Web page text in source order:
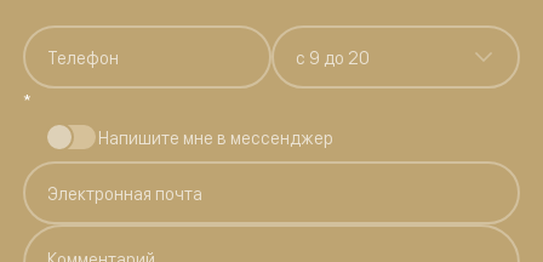
*
c 9 до 20
Напишите мне в мессенджер